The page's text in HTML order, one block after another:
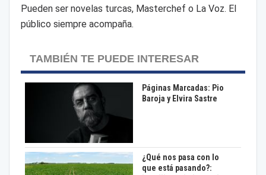
Pueden ser novelas turcas, Masterchef o La Voz. El
público siempre acompaña.
TAMBIÉN TE PUEDE INTERESAR
Páginas Marcadas: Pio
Baroja y Elvira Sastre
¿Qué nos pasa con lo
que está pasando?: